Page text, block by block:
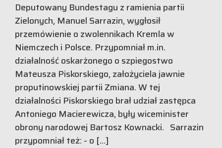
Deputowany Bundestagu z ramienia partii
Zielonych, Manuel Sarrazin, wygłosił
przemówienie o zwolennikach Kremla w
Niemczech i Polsce. Przypomniał m.in.
działalność oskarżonego o szpiegostwo
Mateusza Piskorskiego, założyciela jawnie
proputinowskiej partii Zmiana. W tej
działalności Piskorskiego brał udział zastępca
Antoniego Macierewicza, były wiceminister
obrony narodowej Bartosz Kownacki. Sarrazin
przypomniał też: - o [...]